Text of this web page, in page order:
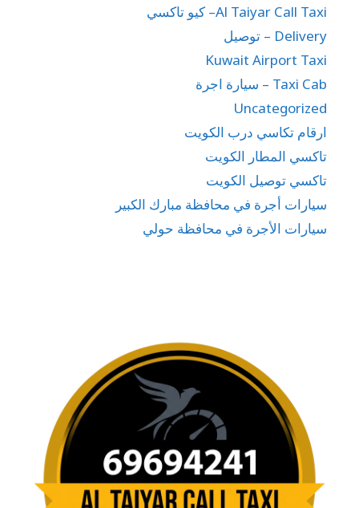
Al Taiyar Call Taxi– كيو تاكسي
Delivery – توصيل
Kuwait Airport Taxi
Taxi Cab – سيارة اجرة
Uncategorized
ارقام تكاسي درب الكويت
تاكسي المطار الكويت
تاكسي توصيل الكويت
سيارات أجرة في محافظة مبارك الكبير
سيارات الأجرة في محافظة حولي